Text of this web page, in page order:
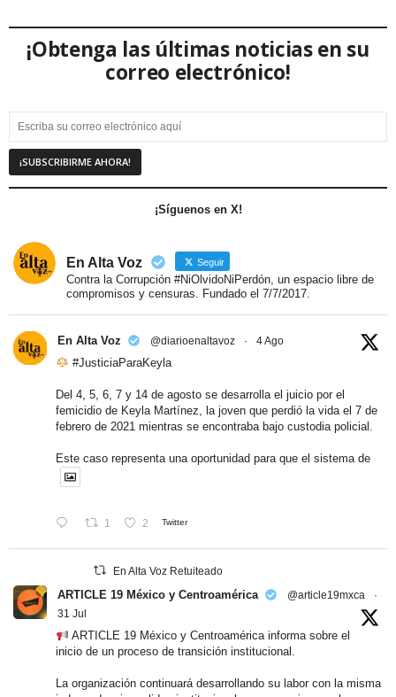
¡Obtenga las últimas noticias en su
correo electrónico!
¡Síguenos en X!
En Alta Voz Seguir
Contra la Corrupción #NiOlvidoNiPerdón, un espacio libre de
compromisos y censuras. Fundado el 7/7/2017.
En Alta Voz @diarioenaltavoz · 4 Ago
#JusticiaParaKeyla
Del 4, 5, 6, 7 y 14 de agosto se desarrolla el juicio por el
femicidio de Keyla Martínez, la joven que perdió la vida el 7 de
febrero de 2021 mientras se encontraba bajo custodia policial.
Este caso representa una oportunidad para que el sistema de
1 2 Twitter
En Alta Voz Retuiteado
ARTICLE 19 México y Centroamérica @article19mxca
·
31 Jul
ARTICLE 19 México y Centroamérica informa sobre el
inicio de un proceso de transición institucional.
La organización continuará desarrollando su labor con la misma